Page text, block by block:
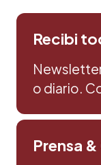
Recibi
o diario.
Prensa